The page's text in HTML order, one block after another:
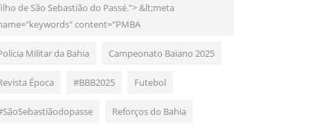
de São Sebastião do Passé."> &lt;meta
content="PMBA
Militar da Bahia Campeonato Baiano 2025
Época #BBB2025 Futebol
Reforços do Bahia